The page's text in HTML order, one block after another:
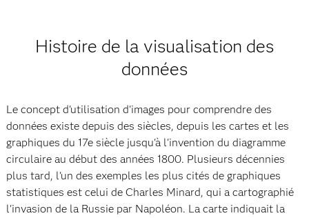
Histoire de la visualisation des
données
Le concept d'utilisation d'images pour comprendre des
données existe depuis des siècles, depuis les cartes et les
graphiques du 17e siècle jusqu'à l'invention du diagramme
circulaire au début des années 1800. Plusieurs décennies
plus tard, l'un des exemples les plus cités de graphiques
statistiques est celui de Charles Minard, qui a cartographié
l'invasion de la Russie par Napoléon. La carte indiquait la